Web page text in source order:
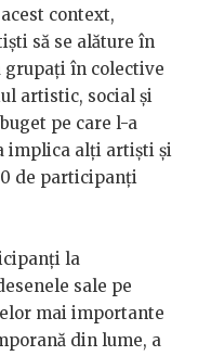
context,
să se alăture în
în colective
artistic, social și
pe care l-a
implica alți artiști și
de participanți
la
sale pe
mai importante
din lume, a